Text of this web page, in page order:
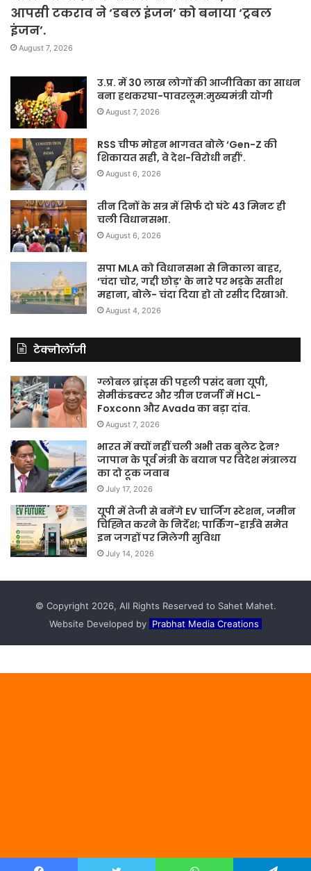
आपसी टकराव ने ‘डबल इंजन’ को बनाया ‘ट्रबल
इंजन’.
August 7, 2026
उ.प्र. में 30 लाख लोगों की आजीविका का साधन
बना हथकरघा-पावरलूम:मुख्यमंत्री योगी
August 7, 2026
RSS चीफ मोहन भागवत बोले ‘Gen-Z की
शिकायत सही, वे देश-विरोधी नहीं’.
August 6, 2026
तीन दिनों के सत्र में सिर्फ दो घंटे 43 मिनट ही
चली विधानसभा.
August 6, 2026
सपा MLA को विधानसभा से निकाला बाहर,
‘चंदा चोर, गद्दी छोड़’ के नारे पर भड़के सतीश
महाना, बोले- चंदा दिया हो तो रसीद दिखाओ.
August 4, 2026
टेक्नोलॉजी
ग्लोबल ब्रांड्स की पहली पसंद बना यूपी,
सेमीकंडक्टर और ग्रीन एनर्जी में HCL-
Foxconn और Avada का बड़ा दांव.
August 7, 2026
भारत में क्यों नहीं चली अभी तक बुलेट ट्रेन?
जापान के पूर्व मंत्री के बयान पर विदेश मंत्रालय
का दो टूक जवाब
July 17, 2026
यूपी में तेजी से बनेंगे EV चार्जिंग स्टेशन, जमीन
चिह्नित करने के निर्देश; पार्किंग-हाईवे समेत
इन जगहों पर मिलेगी सुविधा
July 14, 2026
© Copyright 2026, All Rights Reserved to Sahet Mahet.
Website Developed by Prabhat Media Creations